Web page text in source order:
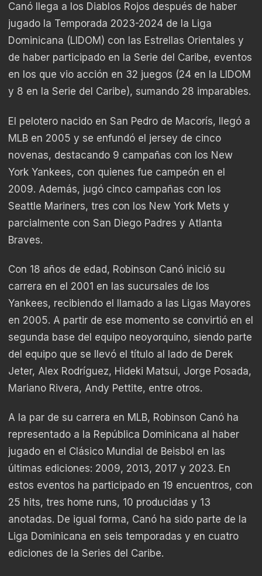
Canó llega a los Diablos Rojos después de haber
jugado la Temporada 2023-2024 de la Liga
Dominicana (LIDOM) con las Estrellas Orientales y
de haber participado en la Serie del Caribe, eventos
en los que vio acción en 32 juegos (24 en la LIDOM
y 8 en la Serie del Caribe), sumando 28 imparables.
El pelotero nacido en San Pedro de Macorís, llegó a
MLB en 2005 y se enfundó el jersey de cinco
novenas, destacando 9 campañas con los New
York Yankees, con quienes fue campeón en el
2009. Además, jugó cinco campañas con los
Seattle Mariners, tres con los New York Mets y
parcialmente con San Diego Padres y Atlanta
Braves.
Con 18 años de edad, Robinson Canó inició su
carrera en el 2001 en las sucursales de los
Yankees, recibiendo el llamado a las Ligas Mayores
en 2005. A partir de ese momento se convirtió en el
segunda base del equipo neoyorquino, siendo parte
del equipo que se llevó el título al lado de Derek
Jeter, Alex Rodríguez, Hideki Matsui, Jorge Posada,
Mariano Rivera, Andy Pettite, entre otros.
A la par de su carrera en MLB, Robinson Canó ha
representado a la República Dominicana al haber
jugado en el Clásico Mundial de Beisbol en las
últimas ediciones: 2009, 2013, 2017 y 2023. En
estos eventos ha participado en 19 encuentros, con
25 hits, tres home runs, 10 producidas y 13
anotadas. De igual forma, Canó ha sido parte de la
Liga Dominicana en seis temporadas y en cuatro
ediciones de la Series del Caribe.